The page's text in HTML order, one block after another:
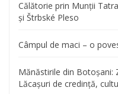
Călătorie prin Munții
și Štrbské Pleso
Câmpul de maci – o
Mănăstirile din Botoșani:
Lăcașuri de credință,